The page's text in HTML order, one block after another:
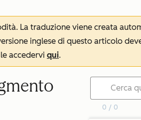
La traduzione viene creata
inglese di questo articolo
accedervi qui.
0 / 0